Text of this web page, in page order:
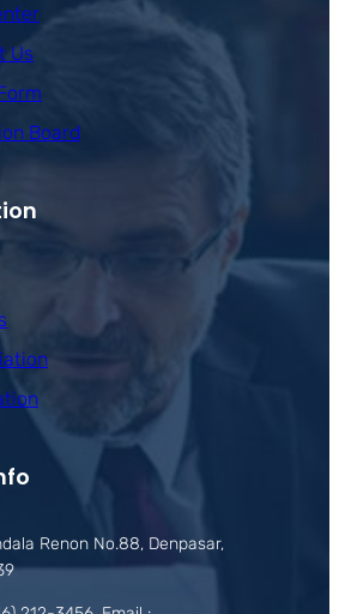
Us
Board
Renon No.88, Denpasar,